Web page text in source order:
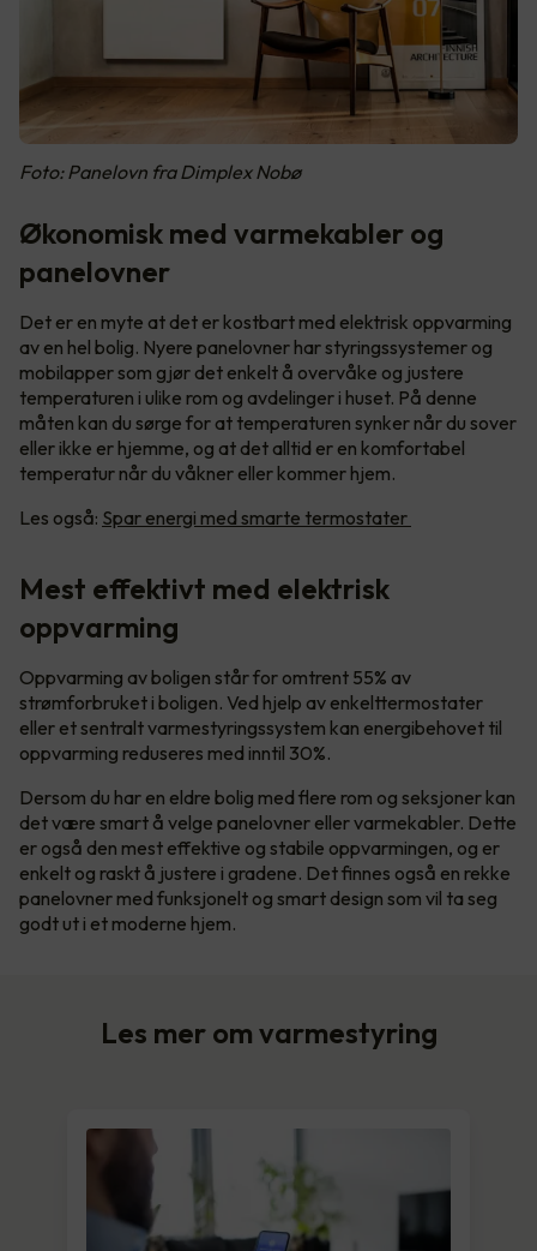
Foto: Panelovn fra Dimplex Nobø
Økonomisk med varmekabler og
panelovner
Det er en myte at det er kostbart med elektrisk oppvarming
av en hel bolig. Nyere panelovner har styringssystemer og
mobilapper som gjør det enkelt å overvåke og justere
temperaturen i ulike rom og avdelinger i huset. På denne
måten kan du sørge for at temperaturen synker når du sover
eller ikke er hjemme, og at det alltid er en komfortabel
temperatur når du våkner eller kommer hjem.
Les også: Spar energi med smarte termostater
Mest effektivt med elektrisk
oppvarming
Oppvarming av boligen står for omtrent 55% av
strømforbruket i boligen. Ved hjelp av enkelttermostater
eller et sentralt varmestyringssystem kan energibehovet til
oppvarming reduseres med inntil 30%.
Dersom du har en eldre bolig med flere rom og seksjoner kan
det være smart å velge panelovner eller varmekabler. Dette
er også den mest effektive og stabile oppvarmingen, og er
enkelt og raskt å justere i gradene. Det finnes også en rekke
panelovner med funksjonelt og smart design som vil ta seg
godt ut i et moderne hjem.
Les mer om varmestyring